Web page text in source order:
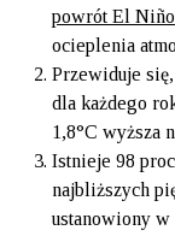
powrót El Niño
ocieplenia
Przewiduje
dla każdego
1,8°C wyższa
Istnieje 98
najbliższych
ustanowiony